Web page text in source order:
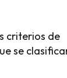
criterios de
se